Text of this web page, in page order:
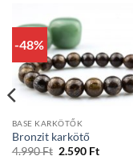
-48%
BASE KARKÖTŐK
Bronzit karkötő
4.990Ft Original
2.590 FtCurrent